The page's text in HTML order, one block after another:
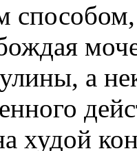
а
худой